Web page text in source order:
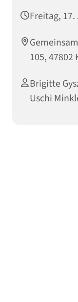
Freitag,
105, 47802
Brigitte
Uschi